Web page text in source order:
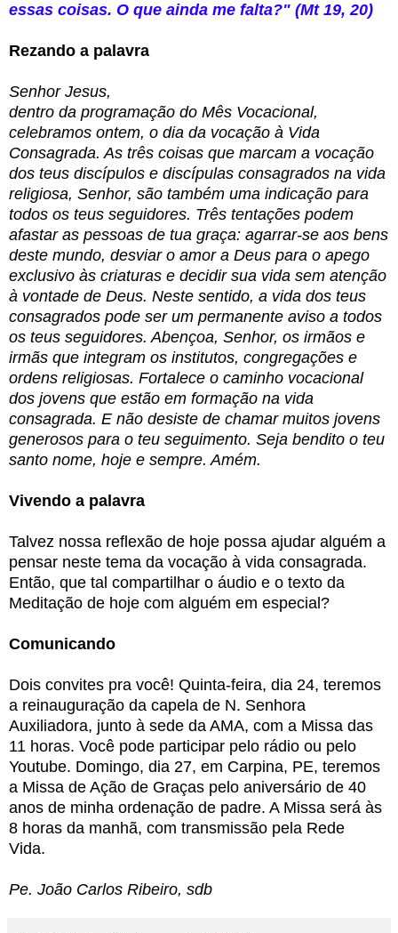
essas coisas. O que ainda me falta?" (Mt 19, 20)
Rezando a palavra
Senhor Jesus,
dentro da programação do Mês Vocacional,
celebramos ontem, o dia da vocação à Vida
Consagrada. As três coisas que marcam a vocação
dos teus discípulos e discípulas consagrados na vida
religiosa, Senhor, são também uma indicação para
todos os teus seguidores. Três tentações podem
afastar as pessoas de tua graça: agarrar-se aos bens
deste mundo, desviar o amor a Deus para o apego
exclusivo às criaturas e decidir sua vida sem atenção
à vontade de Deus. Neste sentido, a vida dos teus
consagrados pode ser um permanente aviso a todos
os teus seguidores. Abençoa, Senhor, os irmãos e
irmãs que integram os institutos, congregações e
ordens religiosas. Fortalece o caminho vocacional
dos jovens que estão em formação na vida
consagrada. E não desiste de chamar muitos jovens
generosos para o teu seguimento. Seja bendito o teu
santo nome, hoje e sempre. Amém.
Vivendo a palavra
Talvez nossa reflexão de hoje possa ajudar alguém a
pensar neste tema da vocação à vida consagrada.
Então, que tal compartilhar o áudio e o texto da
Meditação de hoje com alguém em especial?
Comunicando
Dois convites pra você! Quinta-feira, dia 24, teremos
a reinauguração da capela de N. Senhora
Auxiliadora, junto à sede da AMA, com a Missa das
11 horas. Você pode participar pelo rádio ou pelo
Youtube. Domingo, dia 27, em Carpina, PE, teremos
a Missa de Ação de Graças pelo aniversário de 40
anos de minha ordenação de padre. A Missa será às
8 horas da manhã, com transmissão pela Rede
Vida.
Pe. João Carlos Ribeiro, sdb